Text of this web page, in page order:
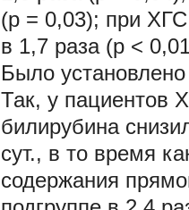
(р = 0,03); при ХГС
в 1,7 раза (р <
Было
Так, у пациентов
билирубина
сут., в то время
содержания